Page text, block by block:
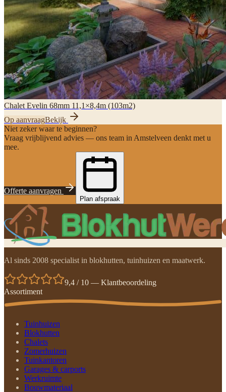
Chalet Evelin 68mm 11,1×8,4m (103m2)
Op aanvraagBekijk
Niet zeker waar te beginnen?
Vraag vrijblijvend advies — ons team in Amstelveen denkt met u
mee.
Offerte aanvragen
Plan afspraak
Al sinds 2008 specialist in blokhutten, tuinhuizen en maatwerk.
9,4 / 10 — Klantbeoordeling
Assortiment
Tuinhuizen
Blokhutten
Chalets
Zomerhuizen
Tuinkantoren
Garages & carports
Werkruimte
Bouwmateriaal